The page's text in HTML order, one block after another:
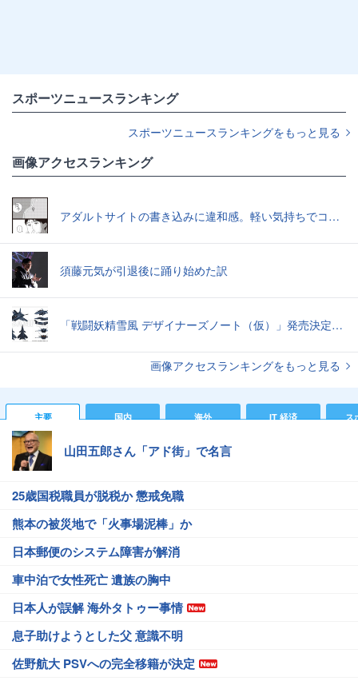
スポーツニュースランキング
スポーツニュースランキングをもっと見る
画像アクセスランキング
アダルトサイトの書き込みに違和感。軽い気持ちでコメントしてみると…／近畿地方のある場所について（1）
須藤元気が引退後に踊り始めた訳
「戦闘妖精雪風 デザイナーズノート（仮）」発売決定スーパーシルフやメイヴといった名機たちの“線”の妙味
画像アクセスランキングをもっと見る
主要 国内 海外 IT 経済 ス
山田五郎さん「アド街」で名言
25歳国税職員が脱税か 懲戒免職
熊本の被災地で「火事場泥棒」か
日本郵便のシステム障害が解消
車中泊で女性死亡 遺族の胸中
日本人が誤解 海外タトゥー事情
息子助けようとした父 意識不明
佐野航大 PSVへの完全移籍が決定